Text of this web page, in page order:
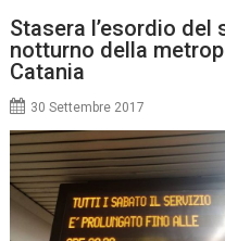
Stasera l’esordio del
notturno della
Catania
30 Settembre 2017